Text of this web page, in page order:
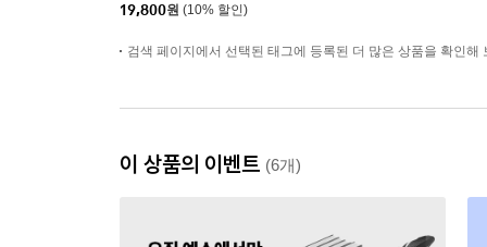
19,800원 (10% 할인)
검색 페이지에서 선택된 태그에 등록된 더 많은 상품을 확인해
이 상품의 이벤트 (6개)